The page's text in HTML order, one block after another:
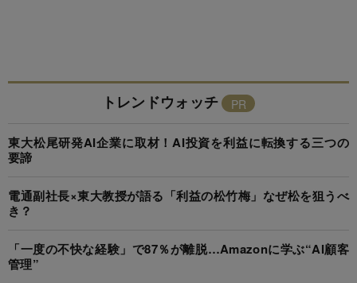
トレンドウォッチ
東大松尾研発AI企業に取材！AI投資を利益に転換する三つの
要諦
電通副社長×東大教授が語る「利益の松竹梅」なぜ松を狙うべ
き？
「一度の不快な経験」で87％が離脱…Amazonに学ぶ“AI顧客
管理”